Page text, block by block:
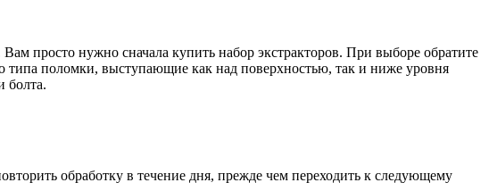
просто нужно сначала купить набор экстракторов. При выборе обратите
типа поломки, выступающие как над поверхностью, так и ниже уровня
болта.
обработку в течение дня, прежде чем переходить к следующему